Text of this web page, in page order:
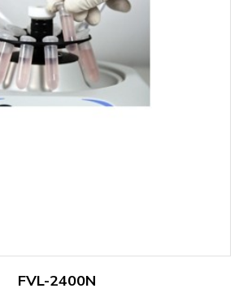
FVL-2400N